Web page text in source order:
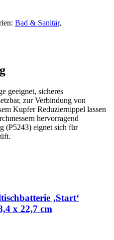
Bad & Sanitär,
geeignet, sicheres
zur Verbindung von
Kupfer Reduziernippel lassen
hervorragend
(P5243) eignet sich für
‚Start‘
x 22,7 cm